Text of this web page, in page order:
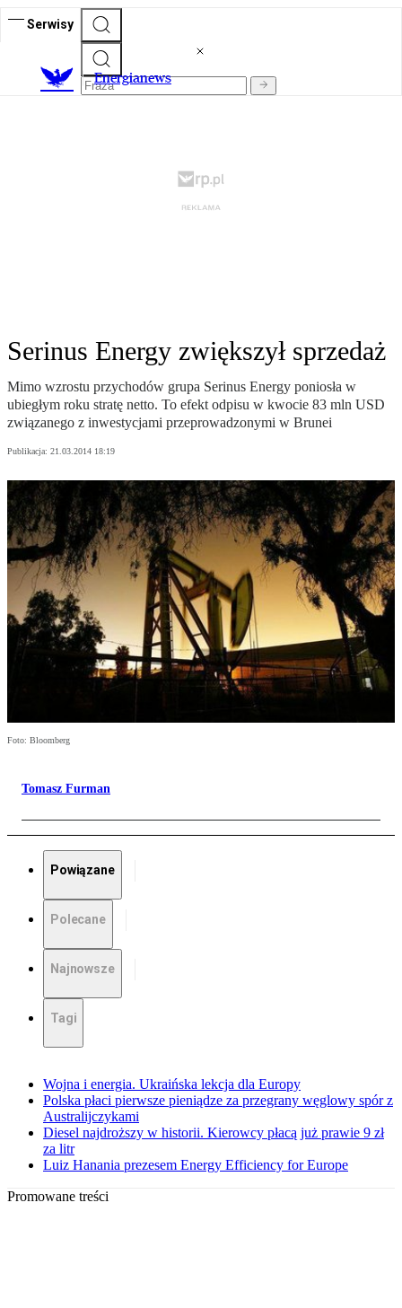
Serwisy
Energianews
Serinus Energy zwiększył sprzedaż
Mimo wzrostu przychodów grupa Serinus Energy poniosła w
ubiegłym roku stratę netto. To efekt odpisu w kwocie 83 mln USD
związanego z inwestycjami przeprowadzonymi w Brunei
Publikacja: 21.03.2014 18:19
Foto: Bloomberg
Tomasz Furman
Powiązane
Polecane
Najnowsze
Tagi
Wojna i energia. Ukraińska lekcja dla Europy
Polska płaci pierwsze pieniądze za przegrany węglowy spór z
Australijczykami
Diesel najdroższy w historii. Kierowcy płacą już prawie 9 zł
za litr
Luiz Hanania prezesem Energy Efficiency for Europe
Promowane treści